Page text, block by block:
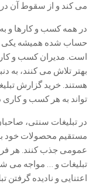
می کند و از سقوط آن
در همه کسب و کارها و
حساب شده همیشه یکی
است. مدیران کسب و کار
بهتر تلاش می کنند، به
هستند. خرید گزارش
تواند به هر کسب و کاری
در تبلیغات سنتی،
مستقیم محصولات خود
عمومی جذب کنند. هر فرد
تبلیغات و … مواجه می
اعتنایی و نادیده